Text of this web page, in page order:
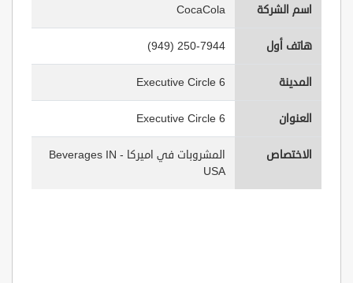
اسم الشركة CocaCola
هاتف أول (949) 250-7944
المدينة 6 Executive Circle
العنوان 6 Executive Circle
الاختصاص
المشروبات في اميركا - Beverages IN
USA